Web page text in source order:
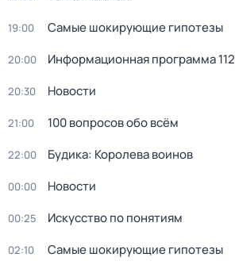
19:00 Самые шoкиpующие гипотезы
20:00 Информационная программа 112
20:30 Новости
21:00 100 вопросов обо всём
22:00 Будика: Королева воинов
00:00 Новости
00:25 Искусство по понятиям
02:10 Самые шoкиpующие гипотезы